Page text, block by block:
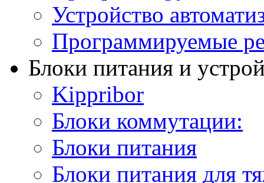
Устройство
Программируемые
Блоки питания и
Kippribor
Блоки коммутации:
Блоки питания
Блоки питания для